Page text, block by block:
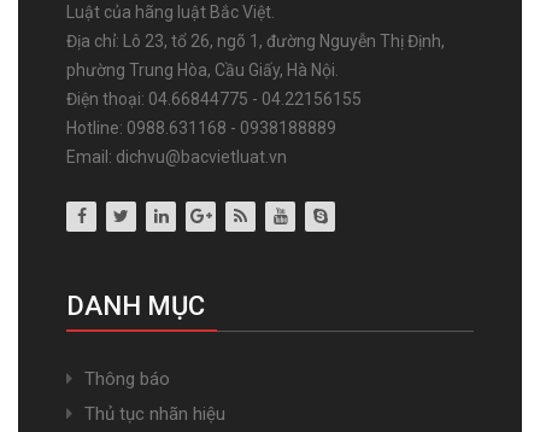
Luật của hãng luật Bắc Việt.
Địa chỉ: Lô 23, tổ 26, ngõ 1, đường Nguyễn Thị Định,
phường Trung Hòa, Cầu Giấy, Hà Nội.
Điện thoại: 04.66844775 - 04.22156155
Hotline: 0988.631168 - 0938188889
Email: dichvu@bacvietluat.vn
DANH MỤC
Thông báo
Thủ tục nhãn hiệu